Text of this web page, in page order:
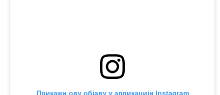
Прикажи ову објаву у апликацији Instagram